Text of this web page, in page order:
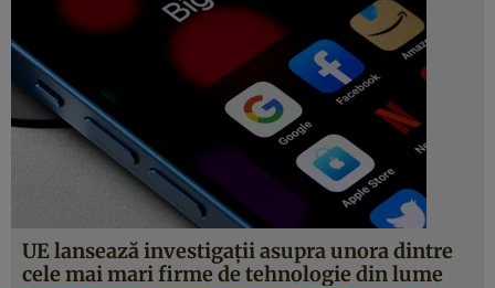
UE lansează investigații asupra unora dintre
cele mai mari firme de tehnologie din lume